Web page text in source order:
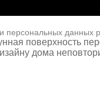
персональных
поверхность
дома